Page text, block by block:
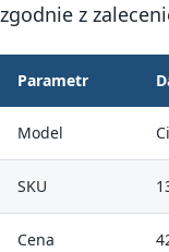
zgodnie z
Parametr
Model
SKU
Cena